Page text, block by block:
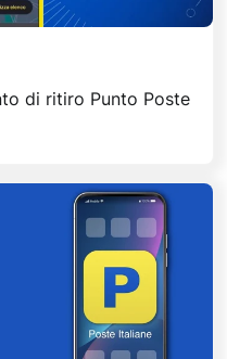
di ritiro Punto Poste